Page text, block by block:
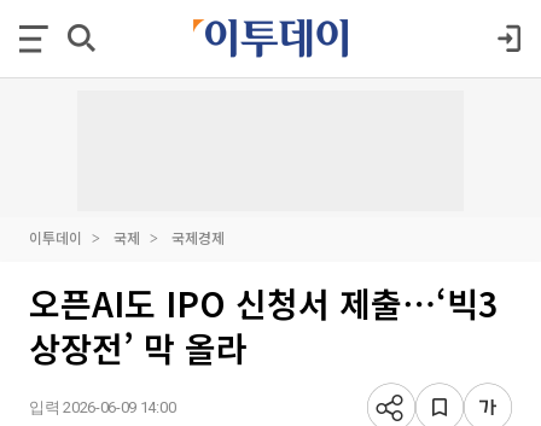
이투데이 국제 국제경제
오픈AI도 IPO 신청서 제출⋯‘빅3
상장전’ 막 올라
입력 2026-06-09 14:00